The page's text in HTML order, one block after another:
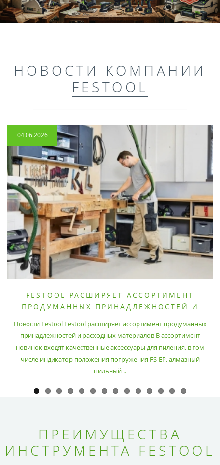
НОВОСТИ КОМПАНИИ
FESTOOL
04.06.2026
FESTOOL РАСШИРЯЕТ АССОРТИМЕНТ
ПРОДУМАННЫХ ПРИНАДЛЕЖНОСТЕЙ И
Новости Festool Festool расширяет ассортимент продуманных
принадлежностей и расходных материалов В ассортимент
новинок входят качественные аксессуары для пиления, в том
числе индикатор положения погружения FS-EP, алмазный
пильный ..
ПРЕИМУЩЕСТВА
ИНСТРУМЕНТА FESTOOL